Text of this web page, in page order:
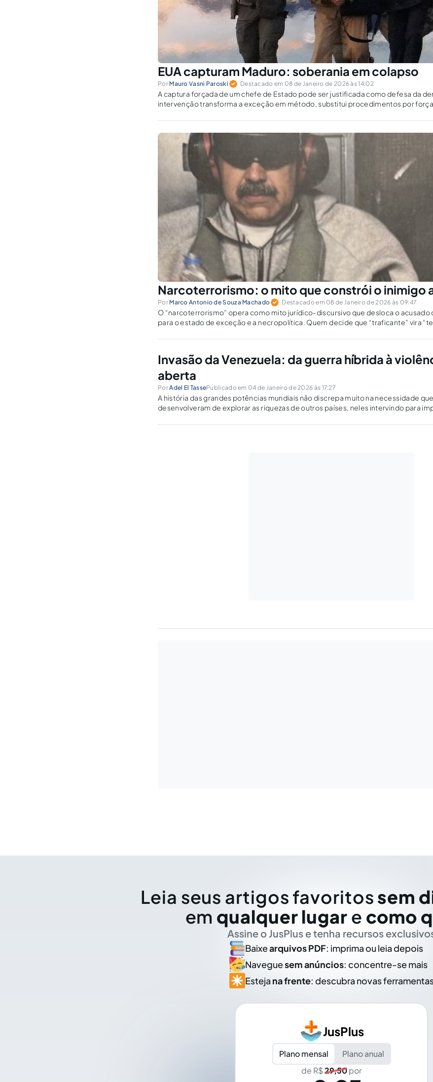
EUA capturam Maduro: soberania em colapso
Por Mauro Vasni Paroski Destacado em 08 de Janeiro de 2026 às 14:02
A captura forçada de um chefe de Estado pode ser justificada como defesa da
intervenção transforma a exceção em método, substitui procedimentos por
Narcoterrorismo: o mito que constrói o inimigo
Por Marco Antonio de Souza Machado Destacado em 08 de Janeiro de 2026 às 09:47
O “narcoterrorismo” opera como mito jurídico-discursivo que desloca o
para o estado de exceção e a necropolítica. Quem decide que “traficante” vira
Invasão da Venezuela: da guerra híbrida à
aberta
PorAdel El TassePublicado em 04 de Janeiro de 2026 às 17:27
A história das grandes potências mundiais não discrepa muito na necessidade
desenvolveram de explorar as riquezas de outros países, neles intervindo para
diferente...
Leia seus artigos favoritos sem
em qualquer lugar e como
Assine o JusPlus e tenha recursos
Baixearquivos PDF: imprima ou leia depois
Naveguesem anúncios: concentre-se mais
Esteja na frente: descubra novas
JusPlus
Plano mensal
Plano anual
de R$29,50por